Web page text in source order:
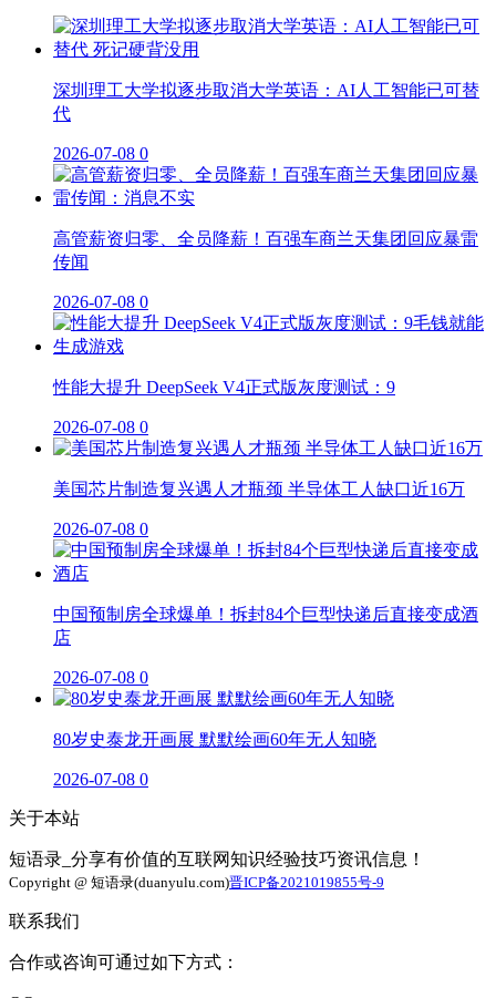
深圳理工大学拟逐步取消大学英语：AI人工智能已可替
代
2026-07-08 0
高管薪资归零、全员降薪！百强车商兰天集团回应暴雷
传闻
2026-07-08 0
性能大提升 DeepSeek V4正式版灰度测试：9
2026-07-08 0
美国芯片制造复兴遇人才瓶颈 半导体工人缺口近16万
2026-07-08 0
中国预制房全球爆单！拆封84个巨型快递后直接变成酒
店
2026-07-08 0
80岁史泰龙开画展 默默绘画60年无人知晓
2026-07-08 0
关于本站
短语录_分享有价值的互联网知识经验技巧资讯信息！
Copyright @ 短语录(duanyulu.com)晋ICP备2021019855号-9
联系我们
合作或咨询可通过如下方式：